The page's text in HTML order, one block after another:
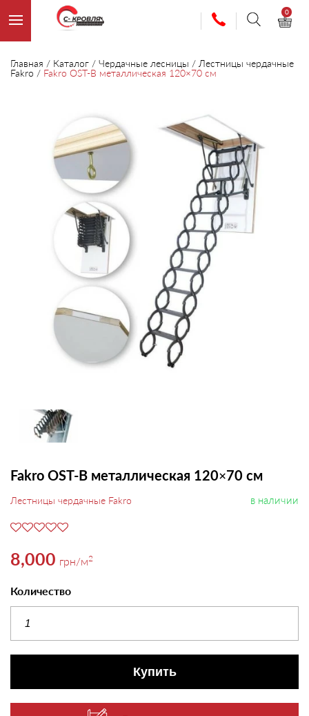
0
Главная / Каталог / Чердачные лесницы / Лестницы чердачные
Fakro / Fakro OST-B металлическая 120×70 см
Fakro OST-B металлическая 120×70 см
Лестницы чердачные Fakro в наличии
8,000 грн/м2
Количество
Купить